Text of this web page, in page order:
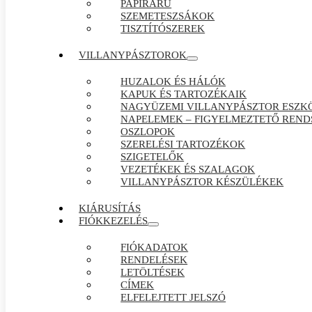
PAPÍRÁRÚ
SZEMETESZSÁKOK
TISZTÍTÓSZEREK
VILLANYPÁSZTOROK
HUZALOK ÉS HÁLÓK
KAPUK ÉS TARTOZÉKAIK
NAGYÜZEMI VILLANYPÁSZTOR
NAPELEMEK – FIGYELMEZTETŐ
OSZLOPOK
SZERELÉSI TARTOZÉKOK
SZIGETELŐK
VEZETÉKEK ÉS SZALAGOK
VILLANYPÁSZTOR KÉSZÜLÉKEK
KIÁRUSÍTÁS
FIÓKKEZELÉS
FIÓKADATOK
RENDELÉSEK
LETÖLTÉSEK
CÍMEK
ELFELEJTETT JELSZÓ